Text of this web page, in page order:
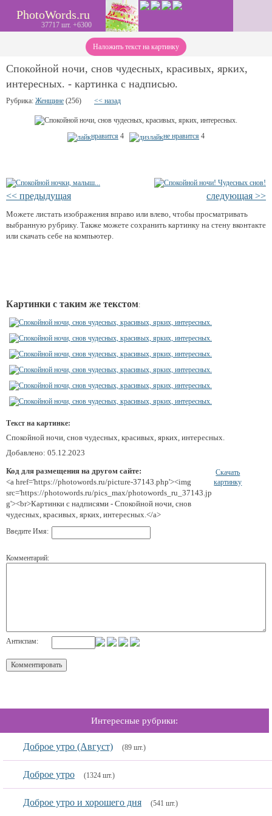
PhotoWords.ru
37717 шт. +6300
Наложить текст на картинку
Спокойной ночи, снов чудесных, красивых, ярких,
интересных. - картинка с надписью.
Рубрика: Женщине (256) << назад
нравится 4 не нравится 4
<< предыдущая следующая >>
Можете листать изображения вправо или влево, чтобы просматривать
выбранную рубрику. Также можете сохранить картинку на стену вконтакте
или скачать себе на компьютер.
Картинки с таким же текстом:
Текст на картинке:
Спокойной ночи, снов чудесных, красивых, ярких, интересных.
Добавлено: 05.12.2023
Код для размещения на другом сайте:
<a href='https://photowords.ru/picture-37143.php'><img
src='https://photowords.ru/pics_max/photowords_ru_37143.jp
g'><br>Картинки с надписями - Спокойной ночи, снов
чудесных, красивых, ярких, интересных.</a>
Скачать
картинку
Введите Имя:
Комментарий:
Антиспам:
Интересные рубрики:
Доброе утро (Август) (89 шт.)
Доброе утро (1324 шт.)
Доброе утро и хорошего дня (541 шт.)